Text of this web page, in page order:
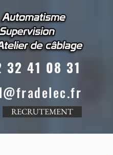
32 41 08 31
RECRUTEMENT